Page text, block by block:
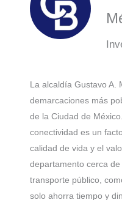
La alcaldía Gustavo A.
demarcaciones más
de la Ciudad de
conectividad es un
calidad de vida y el
departamento cerca
transporte público,
solo ahorra tiempo y